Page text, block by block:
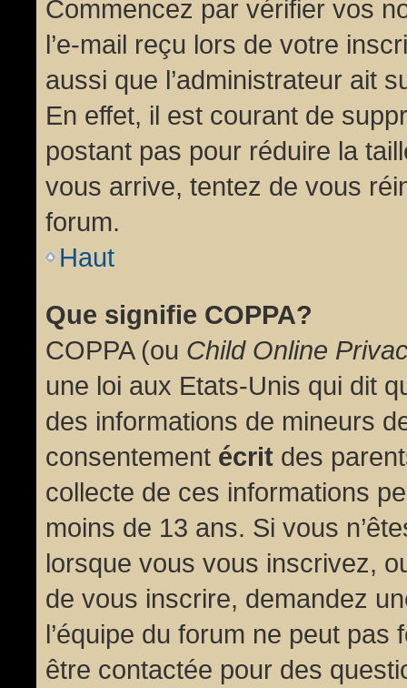
Commencez par vérifier vos
l’e-mail reçu lors de votre
aussi que l’administrateur ait
En effet, il est courant de
postant pas pour réduire la
vous arrive, tentez de vous
forum.
Haut
Que signifie COPPA?
COPPA (ou Child Online
une loi aux Etats-Unis qui dit
des informations de mineurs
consentement écrit des
collecte de ces informations
moins de 13 ans. Si vous
lorsque vous vous inscrivez,
de vous inscrire, demandez
l’équipe du forum ne peut
être contactée pour des